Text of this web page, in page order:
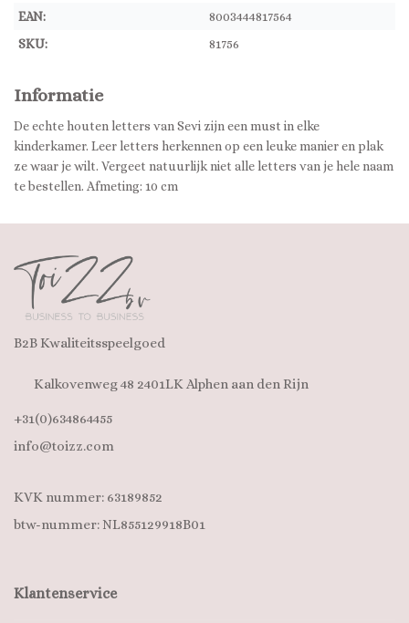
EAN:
8003444817564
SKU:
81756
Informatie
De echte houten letters van Sevi zijn een must in elke
kinderkamer. Leer letters herkennen op een leuke manier en plak
ze waar je wilt. Vergeet natuurlijk niet alle letters van je hele naam
te bestellen. Afmeting: 10 cm
B2B Kwaliteitsspeelgoed
Kalkovenweg 48 2401LK Alphen aan den Rijn
+31(0)634864455
info@toizz.com
KVK nummer: 63189852
btw-nummer: NL855129918B01
Klantenservice